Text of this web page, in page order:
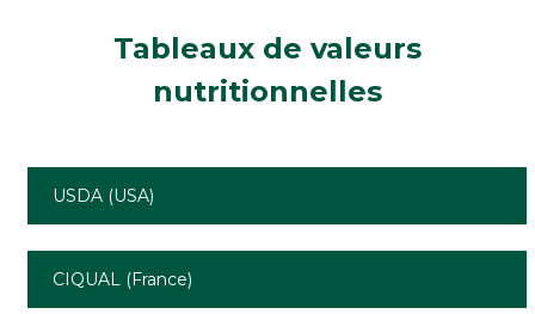
Tableaux de valeurs
nutritionnelles
USDA (USA)
CIQUAL (France)